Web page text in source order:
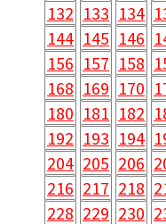
132 133 134
144 145 146
156 157 158
168 169 170
180 181 182
192 193 194
204 205 206
216 217 218
228 229 230